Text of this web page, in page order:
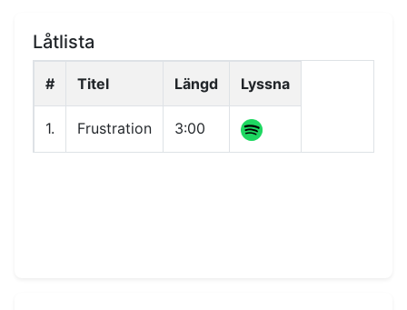
Låtlista
# Titel Längd Lyssna
1. Frustration 3:00